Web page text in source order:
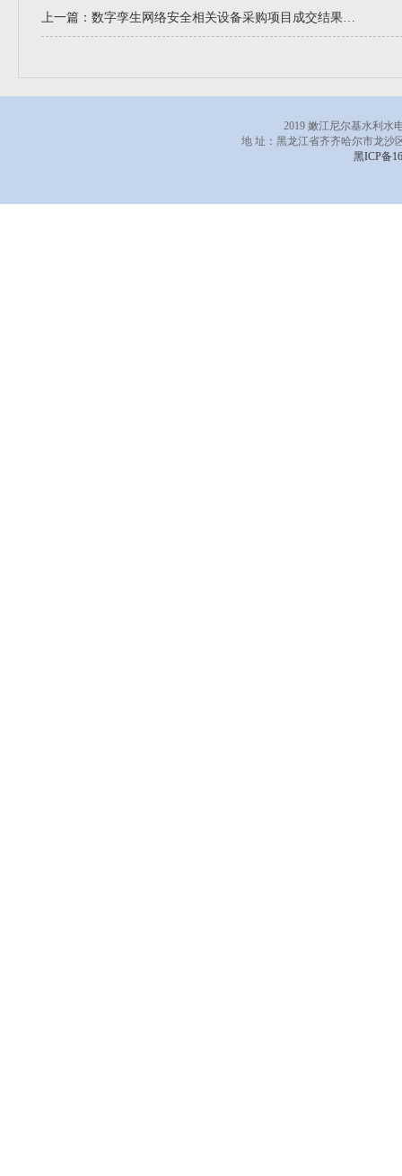
上一篇： 数字孪生网络安全相关设备采购项目成交结果公告
2019 嫩江尼尔基水利水
地 址：黑龙江省齐齐哈尔市龙
黑ICP备